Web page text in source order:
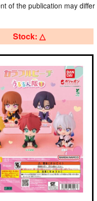
of the publication may
Stock: △